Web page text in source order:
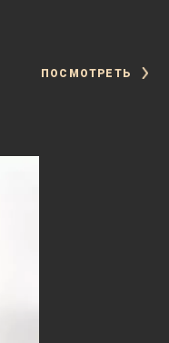
ПОСМОТРЕТЬ